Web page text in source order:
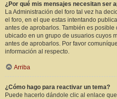
¿Por qué mis mensajes necesitan ser
La Administración del foro tal vez ha
el foro, en el que estas intentando
antes de aprobarlos. También es
ubicado en un grupo de usuarios cuyos
antes de aprobarlos. Por favor
información al respecto.
Arriba
¿Cómo hago para reactivar un tema?
Puede hacerlo dándole clic al enlace